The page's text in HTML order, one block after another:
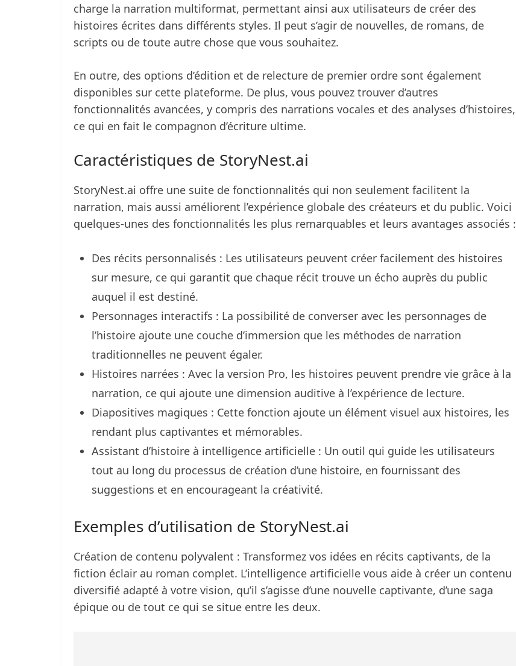
charge la narration multiformat, permettant ainsi aux utilisateurs de créer des
histoires écrites dans différents styles. Il peut s’agir de nouvelles, de romans, de
scripts ou de toute autre chose que vous souhaitez.
En outre, des options d’édition et de relecture de premier ordre sont également
disponibles sur cette plateforme. De plus, vous pouvez trouver d’autres
fonctionnalités avancées, y compris des narrations vocales et des analyses d’histoires,
ce qui en fait le compagnon d’écriture ultime.
Caractéristiques de StoryNest.ai
StoryNest.ai offre une suite de fonctionnalités qui non seulement facilitent la
narration, mais aussi améliorent l’expérience globale des créateurs et du public. Voici
quelques-unes des fonctionnalités les plus remarquables et leurs avantages associés :
Des récits personnalisés : Les utilisateurs peuvent créer facilement des histoires
sur mesure, ce qui garantit que chaque récit trouve un écho auprès du public
auquel il est destiné.
Personnages interactifs : La possibilité de converser avec les personnages de
l’histoire ajoute une couche d’immersion que les méthodes de narration
traditionnelles ne peuvent égaler.
Histoires narrées : Avec la version Pro, les histoires peuvent prendre vie grâce à la
narration, ce qui ajoute une dimension auditive à l’expérience de lecture.
Diapositives magiques : Cette fonction ajoute un élément visuel aux histoires, les
rendant plus captivantes et mémorables.
Assistant d’histoire à intelligence artificielle : Un outil qui guide les utilisateurs
tout au long du processus de création d’une histoire, en fournissant des
suggestions et en encourageant la créativité.
Exemples d’utilisation de StoryNest.ai
Création de contenu polyvalent : Transformez vos idées en récits captivants, de la
fiction éclair au roman complet. L’intelligence artificielle vous aide à créer un contenu
diversifié adapté à votre vision, qu’il s’agisse d’une nouvelle captivante, d’une saga
épique ou de tout ce qui se situe entre les deux.